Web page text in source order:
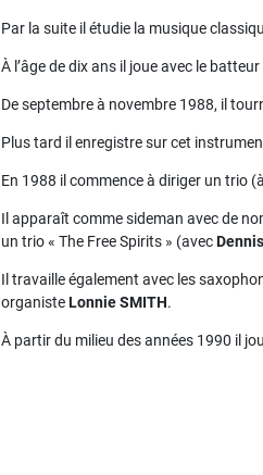
Par la suite il étudie la musique
À l’âge de dix ans il joue avec le batteur
De septembre à novembre 1988, il
Plus tard il enregistre sur cet
En 1988 il commence à diriger un trio
Il apparaît comme sideman avec de
un trio « The Free Spirits » (avec
Il travaille également avec les
organisteLonnie SMITH.
À partir du milieu des années 1990 il